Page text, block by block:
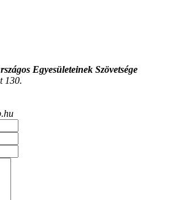
Egyesületeinek Szövetsége
130.